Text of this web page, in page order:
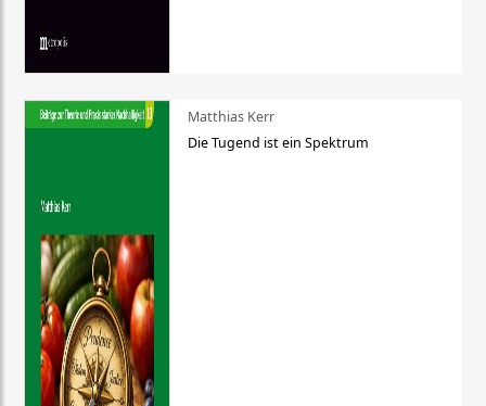
Matthias Kerr
Die Tugend ist ein Spektrum